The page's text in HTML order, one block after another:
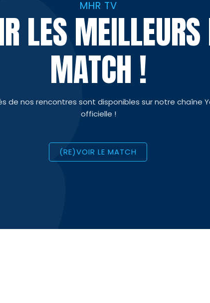
MHR TV
LES
MATCH !
de nos rencontres sont disponibles sur notre chaîne
officielle !
(RE)VOIR LE MATCH